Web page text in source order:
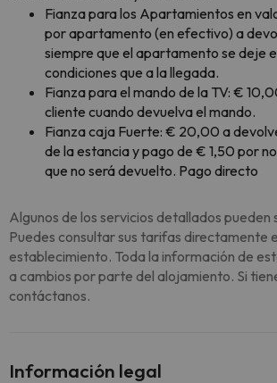
Fianza para los Apartamientos en
por apartamento (en efectivo) a
siempre que el apartamento se deje
condiciones que a la llegada.
Fianza para el mando de la TV: €
cliente cuando devuelva el mando.
Fianza caja Fuerte: € 20,00 a
de la estancia y pago de € 1,50 por
que no será devuelto. Pago directo
Algunos de los servicios detallados pueden
Puedes consultar sus tarifas directamente
establecimiento. Toda la información de
a cambios por parte del alojamiento. Si
contáctanos.
Información legal